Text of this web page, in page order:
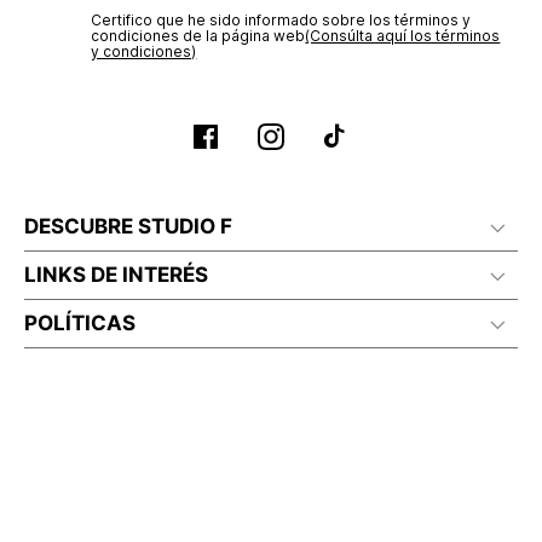
Certifico que he sido informado sobre los términos y
condiciones de la página web‎(Consúlta aquí los términos
y condiciones)
DESCUBRE STUDIO F
LINKS DE INTERÉS
POLÍTICAS